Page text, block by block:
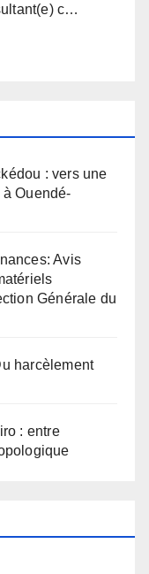
c…
: vers une
Ouendé-
Avis
Générale du
harcèlement
: entre